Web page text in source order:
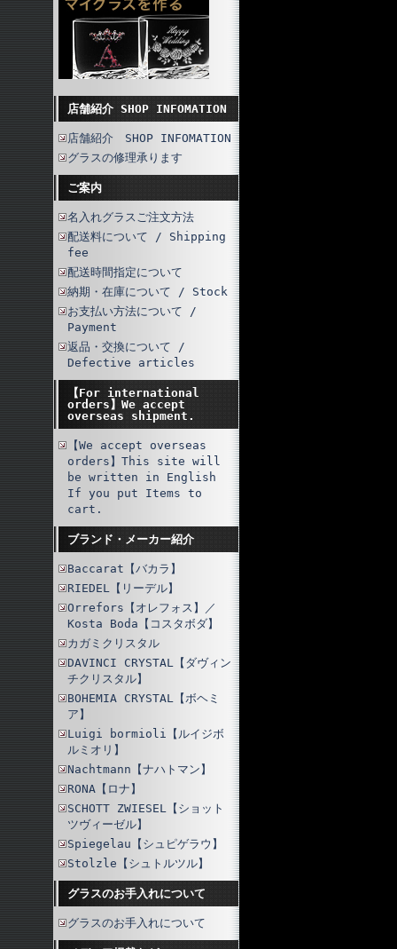
店舗紹介 SHOP INFOMATION
店舗紹介 SHOP INFOMATION
グラスの修理承ります
ご案内
名入れグラスご注文方法
配送料について / Shipping
fee
配送時間指定について
納期・在庫について / Stock
お支払い方法について /
Payment
返品・交換について /
Defective articles
【For international
orders】We accept
overseas shipment.
【We accept overseas
orders】This site will
be written in English
If you put Items to
cart.
ブランド・メーカー紹介
Baccarat【バカラ】
RIEDEL【リーデル】
Orrefors【オレフォス】／
Kosta Boda【コスタボダ】
カガミクリスタル
DAVINCI CRYSTAL【ダヴィン
チクリスタル】
BOHEMIA CRYSTAL【ボヘミ
ア】
Luigi bormioli【ルイジボ
ルミオリ】
Nachtmann【ナハトマン】
RONA【ロナ】
SCHOTT ZWIESEL【ショット
ツヴィーゼル】
Spiegelau【シュピゲラウ】
Stolzle【シュトルツル】
グラスのお手入れについて
グラスのお手入れについて